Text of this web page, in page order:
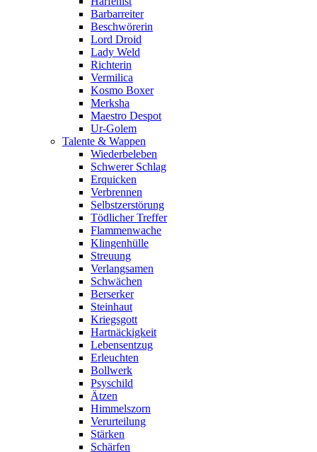
Barbarreiter
Beschwörerin
Lord Droid
Lady Weld
Richterin
Vermilica
Kosmo Boxer
Merksha
Maestro Despot
Ur-Golem
Talente & Wappen
Wiederbeleben
Schwerer Schlag
Erquicken
Verbrennen
Selbstzerstörung
Tödlicher Treffer
Flammenwache
Klingenhülle
Streuung
Verlangsamen
Schwächen
Berserker
Steinhaut
Kriegsgott
Hartnäckigkeit
Lebensentzug
Erleuchten
Bollwerk
Psyschild
Ätzen
Himmelszorn
Verurteilung
Stärken
Schärfen